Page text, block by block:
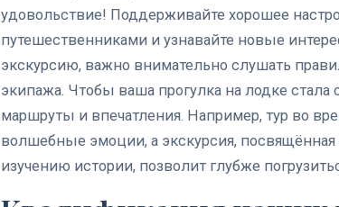
удовольствие! Поддерживайте хорошее
путешественниками и узнавайте новые
экскурсию, важно внимательно слушать
экипажа. Чтобы ваша прогулка на лодке
маршруты и впечатления. Например, тур во
волшебные эмоции, а экскурсия,
изучению истории, позволит глубже